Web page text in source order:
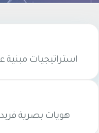
استراتيجيات مبنية
هويات بصرية